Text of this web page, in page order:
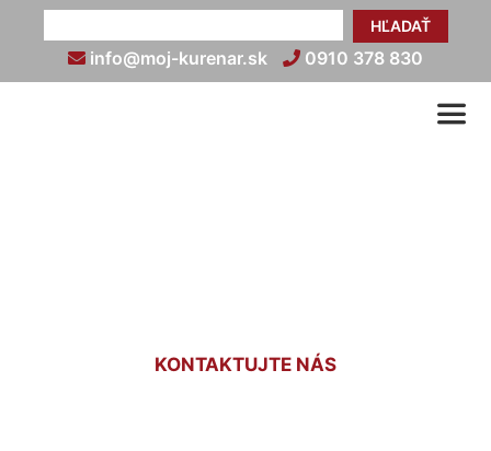
HĽADAŤ
info@moj-kurenar.sk 0910 378 830
KONTAKTUJTE NÁS